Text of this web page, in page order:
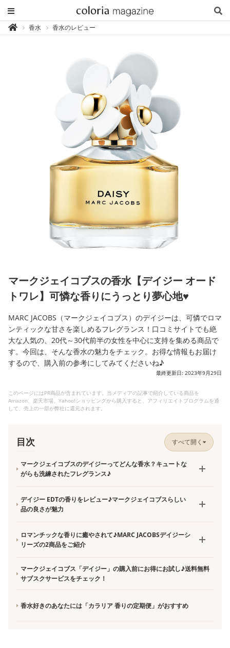
カ 香水 香水のレビュー
マークジェイコブスの香水【デイジー オード
トワレ】可憐な香りにうっとり夢心地♥
MARC JACOBS（マークジェイコブス）のデイジーは、可憐でロマ
ンティックな甘さを楽しめるフレグランス！口コミサイトでも絶
大な人気の、20代～30代前半の女性を中心に支持を集める商品で
す。今回は、そんな香水の魅力をチェック。お得な情報もお届け
するので、購入前の参考にしてみてくださいね♪
最終更新日: 2023年9月29日
このページにはPR商品が含まれています。当メディアの記事で紹介している商品を
Amazon、楽天市場、Yahoo!ショッピングから購入すると、アフィリエイトプログラムを通
して、売上の一部が弊社に還元されます。
目次 すべて開く
マークジェイコブスのデイジーってどんな香水？キュートな
がらも洗練されたフレグランス♪
デイジー EDTの香りをレビュー♪マークジェイコブスらしい
品の良さが魅力
ロマンチックな香りに癒やされて♪MARC JACOBSデイジーシ
リーズの2商品をご紹介
マークジェイコブス「デイジー」の購入前にお得にお試し♪送料無料
サブスクサービスをチェック！
香水好きのあなたには「カラリア 香りの定期便」がおすすめ